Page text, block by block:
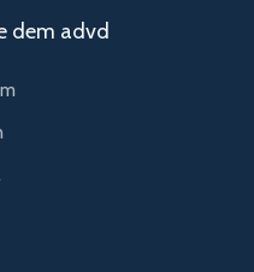
dem advd